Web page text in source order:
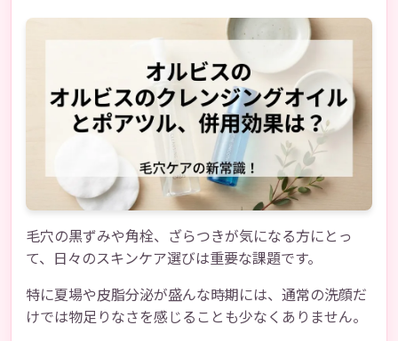
毛穴の黒ずみや角栓、ざらつきが気になる方にとっ
て、日々のスキンケア選びは重要な課題です。
特に夏場や皮脂分泌が盛んな時期には、通常の洗顔だ
けでは物足りなさを感じることも少なくありません。